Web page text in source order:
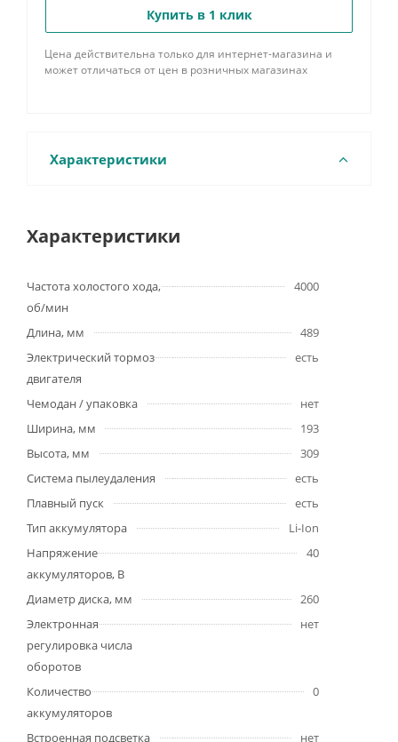
Купить в 1 клик
Цена действительна только для интернет-магазина и
может отличаться от цен в розничных магазинах
Характеристики
Характеристики
Частота холостого хода,
об/мин
4000
Длина, мм
489
Электрический тормоз
двигателя
есть
Чемодан / упаковка
нет
Ширина, мм
193
Высота, мм
309
Система пылеудаления
есть
Плавный пуск
есть
Тип аккумулятора
Li-Ion
Напряжение
аккумуляторов, В
40
Диаметр диска, мм
260
Электронная
регулировка числа
оборотов
нет
Количество
аккумуляторов
0
Встроенная подсветка нет